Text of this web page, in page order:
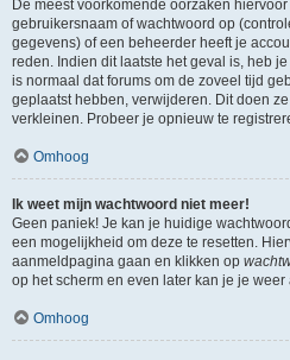
De meest voorkomende oorzaken
gebruikersnaam of wachtwoord op
gegevens) of een beheerder heeft je
reden. Indien dit laatste het geval is, heb
is normaal dat forums om de zoveel tijd
geplaatst hebben, verwijderen. Dit doen
verkleinen. Probeer je opnieuw te
Omhoog
Ik weet mijn wachtwoord niet meer!
Geen paniek! Je kan je huidige
een mogelijkheid om deze te resetten.
aanmeldpagina gaan en klikken op
op het scherm en even later kan je je
Omhoog